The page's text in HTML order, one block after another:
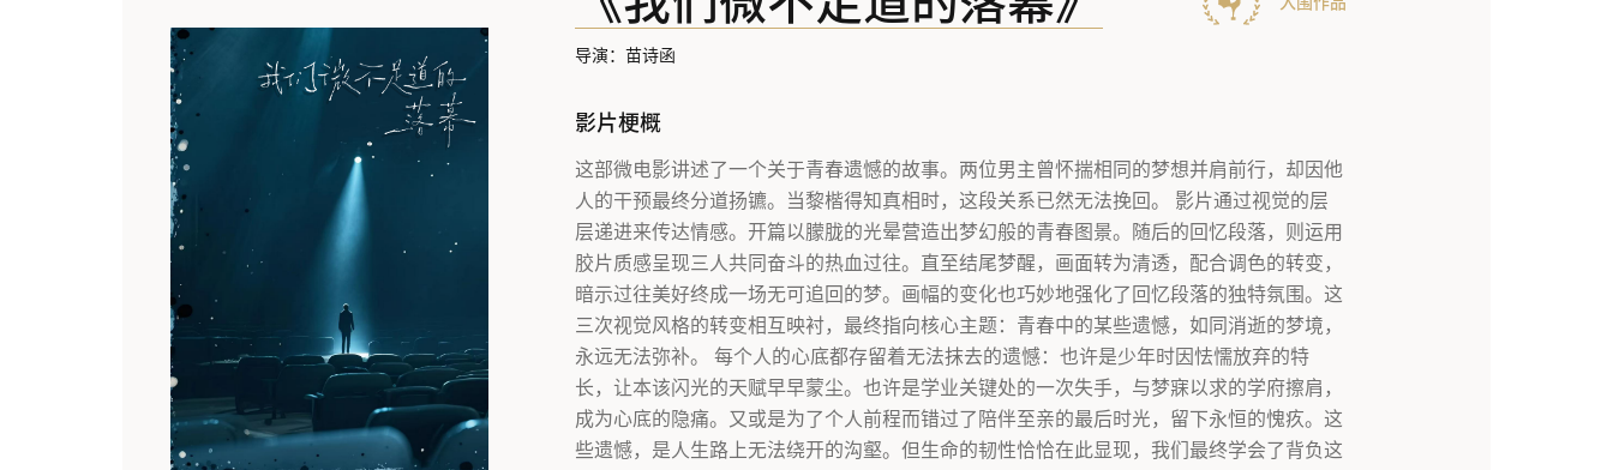
导演：苗诗函
影片梗概
这部微电影讲述了一个关于青春遗憾的故事。两位男主曾怀揣相同的梦想并肩前行，却因他
人的干预最终分道扬镳。当黎楷得知真相时，这段关系已然无法挽回。 影片通过视觉的层
层递进来传达情感。开篇以朦胧的光晕营造出梦幻般的青春图景。随后的回忆段落，则运用
胶片质感呈现三人共同奋斗的热血过往。直至结尾梦醒，画面转为清透，配合调色的转变，
暗示过往美好终成一场无可追回的梦。画幅的变化也巧妙地强化了回忆段落的独特氛围。这
三次视觉风格的转变相互映衬，最终指向核心主题：青春中的某些遗憾，如同消逝的梦境，
永远无法弥补。 每个人的心底都存留着无法抹去的遗憾：也许是少年时因怯懦放弃的特
长，让本该闪光的天赋早早蒙尘。也许是学业关键处的一次失手，与梦寐以求的学府擦肩，
成为心底的隐痛。又或是为了个人前程而错过了陪伴至亲的最后时光，留下永恒的愧疚。这
些遗憾，是人生路上无法绕开的沟壑。但生命的韧性恰恰在此显现，我们最终学会了背负这